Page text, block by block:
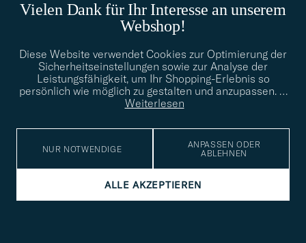
CARE WITH CARL
Shoe Tree 5-Pack
R.M.WILLIAMS
Stockman's Boot Polish
70ml Chestnut
Vielen Dank für Ihr Interesse an unserem
Webshop!
Diese Website verwendet Cookies zur Optimierung der
Sicherheitseinstellungen sowie zur Analyse der
Leistungsfähigkeit, um Ihr Shopping-Erlebnis so
persönlich wie möglich zu gestalten und anzupassen. …
Weiterlesen
NUR NOTWENDIGE
ANPASSEN ODER
ABLEHNEN
ALLE AKZEPTIEREN